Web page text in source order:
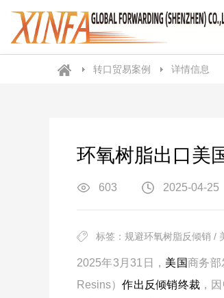
转口贸易案例 详情信息
环氧树脂出口美
603 2025-04-25
标签：规避环氧树脂反倾销 /
2025年3 月31 日， 美国商务部
Resins）作出反倾销终裁 ，